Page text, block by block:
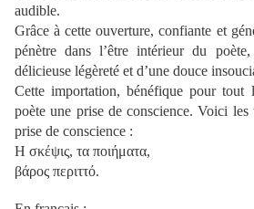
audible.
Grâce à cette ouverture, confiante et
pénètre dans l’être intérieur du
délicieuse légèreté et d’une douce
Cette importation, bénéfique pour tout
poète une prise de conscience. Voici
prise de conscience :
Η σκέψις, τα ποιήματα,
βάρος περιττό.